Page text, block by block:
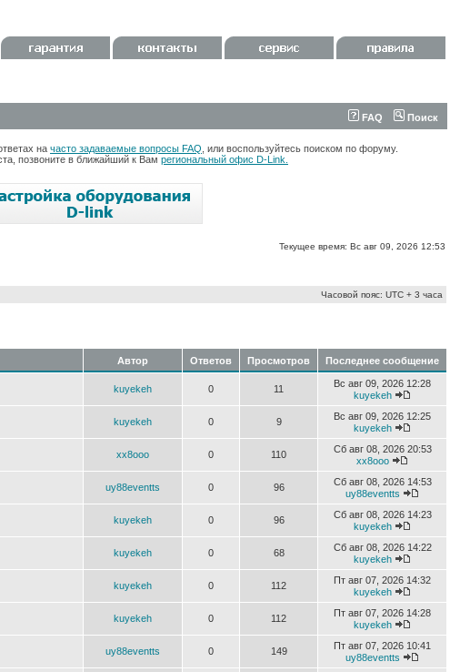
FAQ Поиск
на часто задаваемые вопросы FAQ , или воспользуйтесь поиском по форуму.
позвоните в ближайший к Вам региональный офис D-Link.
Текущее время: Вс авг 09, 2026 12:53
Часовой пояс: UTC + 3 часа
Автор Ответов Просмотров Последнее сообщение
kuyekeh 0 11
Вс авг 09, 2026 12:28
kuyekeh
kuyekeh 0 9
Вс авг 09, 2026 12:25
kuyekeh
xx8ooo 0 110
Сб авг 08, 2026 20:53
xx8ooo
uy88eventts 0 96
Сб авг 08, 2026 14:53
uy88eventts
kuyekeh 0 96
Сб авг 08, 2026 14:23
kuyekeh
kuyekeh 0 68
Сб авг 08, 2026 14:22
kuyekeh
kuyekeh 0 112
Пт авг 07, 2026 14:32
kuyekeh
kuyekeh 0 112
Пт авг 07, 2026 14:28
kuyekeh
uy88eventts 0 149
Пт авг 07, 2026 10:41
uy88eventts